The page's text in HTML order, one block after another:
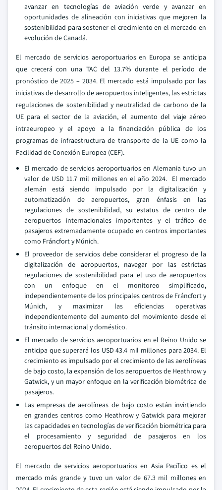
avanzar en tecnologías de aviación verde y avanzar en
oportunidades de alineación con iniciativas que mejoren la
sostenibilidad para sostener el crecimiento en el mercado en
evolución de Canadá.
El mercado de servicios aeroportuarios en Europa se anticipa
que crecerá con una TAC del 13.7% durante el período de
pronóstico de 2025 – 2034. El mercado está impulsado por las
iniciativas de desarrollo de aeropuertos inteligentes, las estrictas
regulaciones de sostenibilidad y neutralidad de carbono de la
UE para el sector de la aviación, el aumento del viaje aéreo
intraeuropeo y el apoyo a la financiación pública de los
programas de infraestructura de transporte de la UE como la
Facilidad de Conexión Europea (CEF).
El mercado de servicios aeroportuarios en Alemania tuvo un
valor de USD 11.7 mil millones en el año 2024. El mercado
alemán está siendo impulsado por la digitalización y
automatización de aeropuertos, gran énfasis en las
regulaciones de sostenibilidad, su estatus de centro de
aeropuertos internacionales importantes y el tráfico de
pasajeros extremadamente ocupado en centros importantes
como Fráncfort y Múnich.
El proveedor de servicios debe considerar el progreso de la
digitalización de aeropuertos, navegar por las estrictas
regulaciones de sostenibilidad para el uso de aeropuertos
con un enfoque en el monitoreo simplificado,
independientemente de los principales centros de Fráncfort y
Múnich, y maximizar las eficiencias operativas
independientemente del aumento del movimiento desde el
tránsito internacional y doméstico.
El mercado de servicios aeroportuarios en el Reino Unido se
anticipa que superará los USD 43.4 mil millones para 2034. El
crecimiento es impulsado por el crecimiento de las aerolíneas
de bajo costo, la expansión de los aeropuertos de Heathrow y
Gatwick, y un mayor enfoque en la verificación biométrica de
pasajeros.
Las empresas de aerolíneas de bajo costo están invirtiendo
en grandes centros como Heathrow y Gatwick para mejorar
las capacidades en tecnologías de verificación biométrica para
el procesamiento y seguridad de pasajeros en los
aeropuertos del Reino Unido.
El mercado de servicios aeroportuarios en Asia Pacífico es el
mercado más grande y tuvo un valor de 67.3 mil millones en